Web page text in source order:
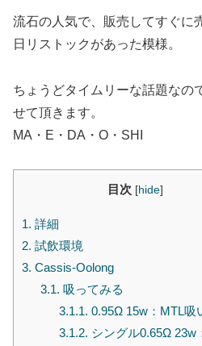
流石の人気で、販売してすぐに
日リストックがあった模様。
ちょうどタイムリーな話題なの
せて頂きます。
MA・E・DA・O・SHI
目次 [hide]
1. 詳細
2. 試飲環境
3. Cassis-Oolong
3.1. 吸ってみる
3.1.1. 0.95Ω 15w：MTL吸
3.1.2. シングル0.65Ω 23w